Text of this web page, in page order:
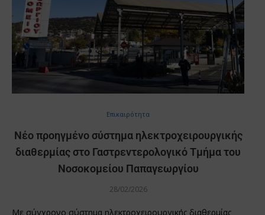
Επικαιρότητα
Νέο προηγμένο σύστημα ηλεκτροχειρουργικής
διαθερμίας στο Γαστρεντερολογικό Τμήμα του
Νοσοκομείου Παπαγεωργίου
28/02/2026
Με σύγχρονο σύστημα ηλεκτροχειρουργικής διαθερμίας